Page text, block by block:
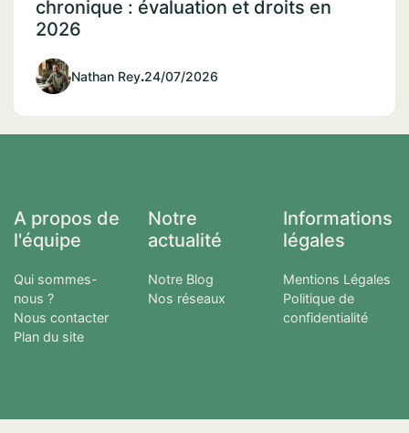
chronique : évaluation et droits en
2026
Nathan Rey.24/07/2026
A propos de
l'équipe
Qui sommes-
nous ?
Nous contacter
Plan du site
Notre
actualité
Notre Blog
Nos réseaux
Informations
légales
Mentions Légales
Politique de
confidentialité